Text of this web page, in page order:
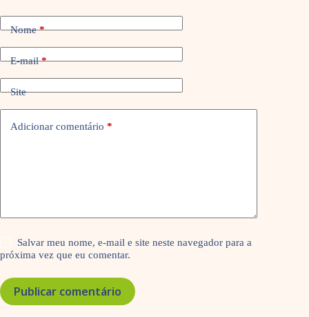
Nome*
E-mail*
Site
Adicionar comentário *
Salvar meu nome, e-mail e site neste navegador para a
próxima vez que eu comentar.
Publicar comentário